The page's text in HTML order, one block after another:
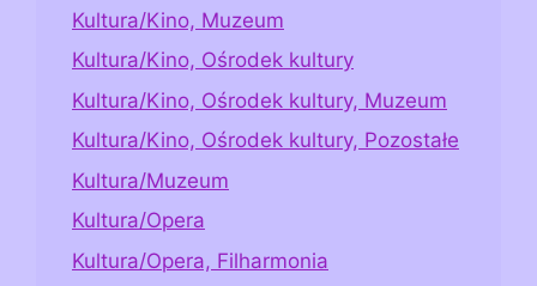
Kultura/Kino, Muzeum
Kultura/Kino, Ośrodek kultury
Kultura/Kino, Ośrodek kultury, Muzeum
Kultura/Kino, Ośrodek kultury, Pozostałe
Kultura/Muzeum
Kultura/Opera
Kultura/Opera, Filharmonia